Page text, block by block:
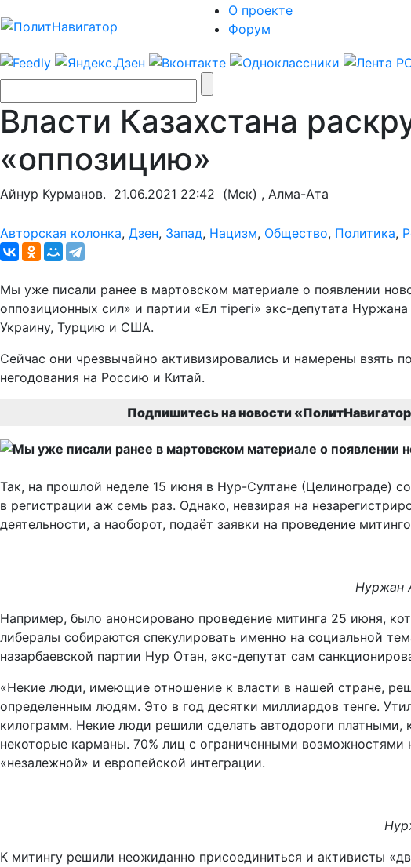
О проекте
Форум
Власти Казахстана
«оппозицию»
Айнур Курманов. 21.06.2021 22:42 (Мск) , Алма-Ата
Авторская колонка, Дзен, Запад, Нацизм, Общество, Политика,
Мы уже писали ранее в мартовском материале о появлении
оппозиционных сил» и партии «Ел тірегі» экс-депутата
Украину, Турцию и США.
Сейчас они чрезвычайно активизировались и намерены взять
негодования на Россию и Китай.
Подпишитесь на новости
Так, на прошлой неделе 15 июня в Нур-Султане (Целинограде)
в регистрации аж семь раз. Однако, невзирая на
деятельности, а наоборот, подаёт заявки на проведение
Нуржан
Например, было анонсировано проведение митинга 25 июня,
либералы собираются спекулировать именно на социальной
назарбаевской партии Нур Отан, экс-депутат сам
«Некие люди, имеющие отношение к власти в нашей стране,
определенным людям. Это в год десятки миллиардов тенге.
килограмм. Некие люди решили сделать автодороги платными,
некоторые карманы. 70% лиц с ограниченными
«незалежной» и европейской интеграции.
К митингу решили неожиданно присоединиться и активисты